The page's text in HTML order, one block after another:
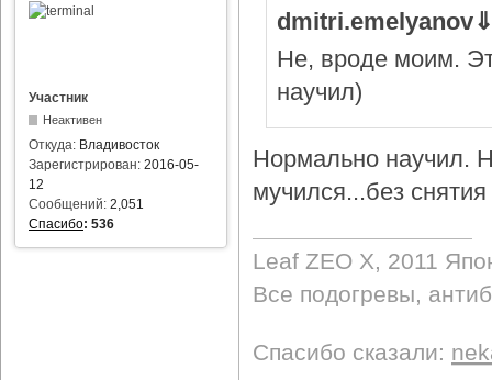
Участник
Неактивен
Откуда: Владивосток
Зарегистрирован: 2016-05-
12
Сообщений: 2,051
Спасибо: 536
Не, вроде моим.
научил)
Нормально научил.
мучился...без снятия
Leaf ZEO Х, 2011
Все подогревы,
Спасибо сказали: